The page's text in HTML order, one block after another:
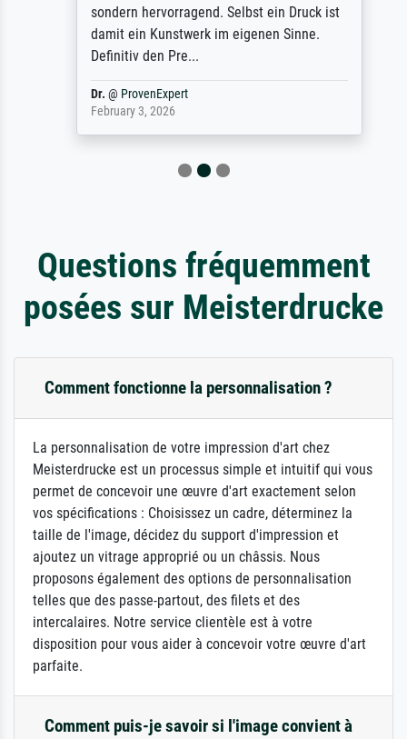
sondern hervorragend. Selbst ein Druck ist
damit ein Kunstwerk im eigenen Sinne.
Definitiv den Pre...
@ ProvenExpert
February 3, 2026
Questions fréquemment
posées sur Meisterdrucke
Comment fonctionne la personnalisation ?
La personnalisation de votre impression d'art chez
Meisterdrucke est un processus simple et intuitif qui vous
permet de concevoir une œuvre d'art exactement selon
vos spécifications : Choisissez un cadre, déterminez la
taille de l'image, décidez du support d'impression et
ajoutez un vitrage approprié ou un châssis. Nous
proposons également des options de personnalisation
telles que des passe-partout, des filets et des
intercalaires. Notre service clientèle est à votre
disposition pour vous aider à concevoir votre œuvre d'art
parfaite.
Comment puis-je savoir si l'image convient à